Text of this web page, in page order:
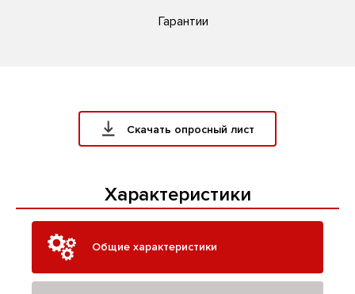
Гарантии
Скачать опросный лист
Характеристики
Общие характеристики